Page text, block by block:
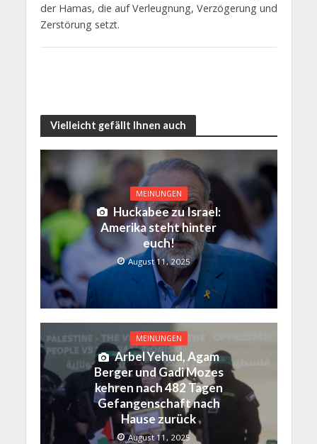
der Hamas, die auf Verleugnung, Verzögerung und
Zerstörung setzt.
Vielleicht gefällt Ihnen auch
MEINUNGEN
Huckabee zu Israel:
Amerika steht hinter
euch!
August 11, 2025
MEINUNGEN
Arbel Yehud, Agam
Berger und Gadi Mozes
kehren nach 482 Tagen
Gefangenschaft nach
Hause zurück
August 11, 2025